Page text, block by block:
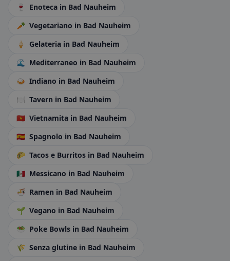
🍷
Enoteca in Bad Nauheim
🥕 Vegetariano in Bad Nauheim
🍦
Gelateria in Bad Nauheim
🌊
Mediterraneo in Bad Nauheim
🍛 Indiano in Bad Nauheim
🍽️ Tavern in Bad Nauheim
🇻🇳 Vietnamita in Bad Nauheim
🇪🇸 Spagnolo in Bad Nauheim
🌮 Tacos e Burritos in Bad Nauheim
🇲🇽 Messicano in Bad Nauheim
🍜 Ramen in Bad Nauheim
🌱 Vegano in Bad Nauheim
🥗 Poke Bowls in Bad Nauheim
🌾 Senza glutine in Bad Nauheim